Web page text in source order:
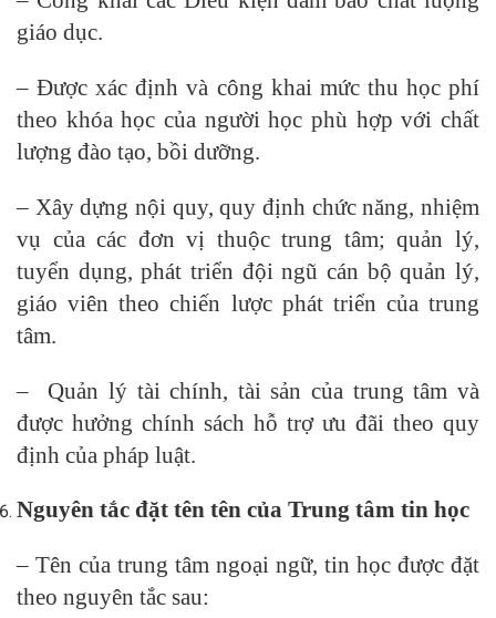
giáo dục.
– Được xác định và công khai mức thu học phí
theo khóa học của người học phù hợp với chất
lượng đào tạo, bồi dưỡng.
– Xây dựng nội quy, quy định chức năng, nhiệm
vụ của các đơn vị thuộc trung tâm; quản lý,
tuyển dụng, phát triển đội ngũ cán bộ quản lý,
giáo viên theo chiến lược phát triển của trung
tâm.
– Quản lý tài chính, tài sản của trung tâm và
được hưởng chính sách hỗ trợ ưu đãi theo quy
định của pháp luật.
Nguyên tắc đặt tên tên của Trung tâm tin học
– Tên của trung tâm ngoại ngữ, tin học được đặt
theo nguyên tắc sau: